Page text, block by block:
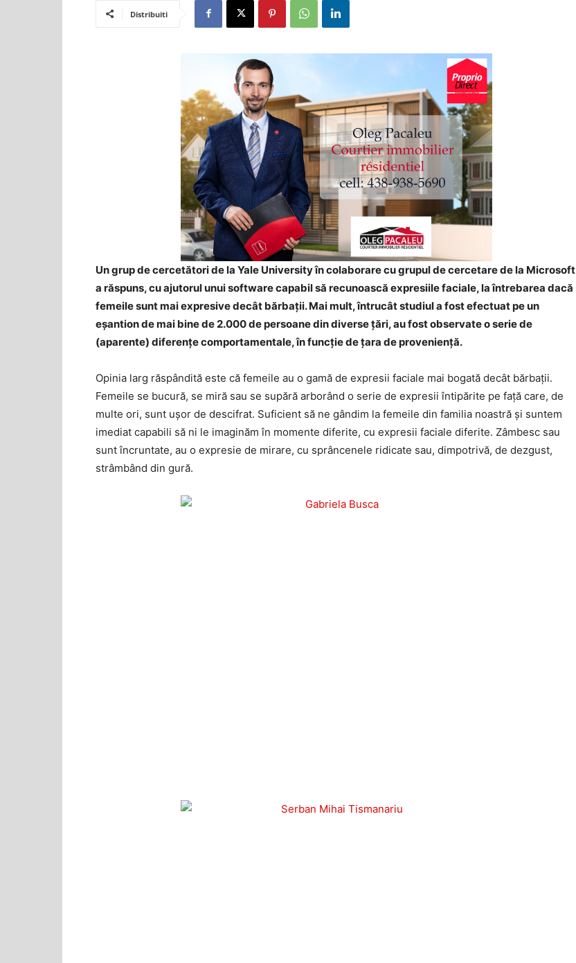
Distribuiti
Un grup de cercetători de la Yale University în colaborare cu grupul de cercetare de la Microsoft
a răspuns, cu ajutorul unui software capabil să recunoască expresiile faciale, la întrebarea dacă
femeile sunt mai expresive decât bărbații. Mai mult, întrucât studiul a fost efectuat pe un
eșantion de mai bine de 2.000 de persoane din diverse țări, au fost observate o serie de
(aparente) diferențe comportamentale, în funcție de țara de proveniență.
Opinia larg răspândită este că femeile au o gamă de expresii faciale mai bogată decât bărbații.
Femeile se bucură, se miră sau se supără arborând o serie de expresii întipărite pe față care, de
multe ori, sunt ușor de descifrat. Suficient să ne gândim la femeile din familia noastră și suntem
imediat capabili să ni le imaginăm în momente diferite, cu expresii faciale diferite. Zâmbesc sau
sunt încruntate, au o expresie de mirare, cu sprâncenele ridicate sau, dimpotrivă, de dezgust,
strâmbând din gură.